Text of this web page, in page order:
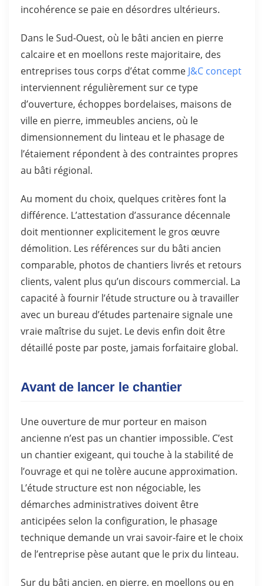
incohérence se paie en désordres ultérieurs.
Dans le Sud-Ouest, où le bâti ancien en pierre
calcaire et en moellons reste majoritaire, des
entreprises tous corps d’état comme J&C concept
interviennent régulièrement sur ce type
d’ouverture, échoppes bordelaises, maisons de
ville en pierre, immeubles anciens, où le
dimensionnement du linteau et le phasage de
l’étaiement répondent à des contraintes propres
au bâti régional.
Au moment du choix, quelques critères font la
différence. L’attestation d’assurance décennale
doit mentionner explicitement le gros œuvre
démolition. Les références sur du bâti ancien
comparable, photos de chantiers livrés et retours
clients, valent plus qu’un discours commercial. La
capacité à fournir l’étude structure ou à travailler
avec un bureau d’études partenaire signale une
vraie maîtrise du sujet. Le devis enfin doit être
détaillé poste par poste, jamais forfaitaire global.
Avant de lancer le chantier
Une ouverture de mur porteur en maison
ancienne n’est pas un chantier impossible. C’est
un chantier exigeant, qui touche à la stabilité de
l’ouvrage et qui ne tolère aucune approximation.
L’étude structure est non négociable, les
démarches administratives doivent être
anticipées selon la configuration, le phasage
technique demande un vrai savoir-faire et le choix
de l’entreprise pèse autant que le prix du linteau.
Sur du bâti ancien, en pierre, en moellons ou en